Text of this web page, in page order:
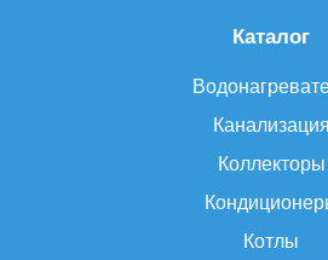
Каталог
Канализация
Коллекторы
Котлы